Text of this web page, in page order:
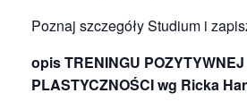
Poznaj szczegóły Studium i
opis TRENINGU
PLASTYCZNOŚCI wg Ricka